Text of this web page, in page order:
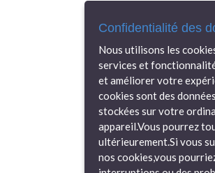
Confidentialité des
Nous utilisons les
services et
et améliorer votre
cookies sont des
stockées sur votre
appareil.Vous pourrez
ultérieurement.Si vous
nos cookies,vous